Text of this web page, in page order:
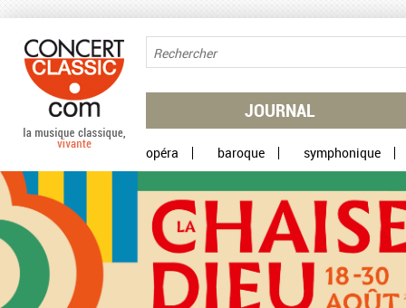
JOURNAL
opéra baroque symphonique